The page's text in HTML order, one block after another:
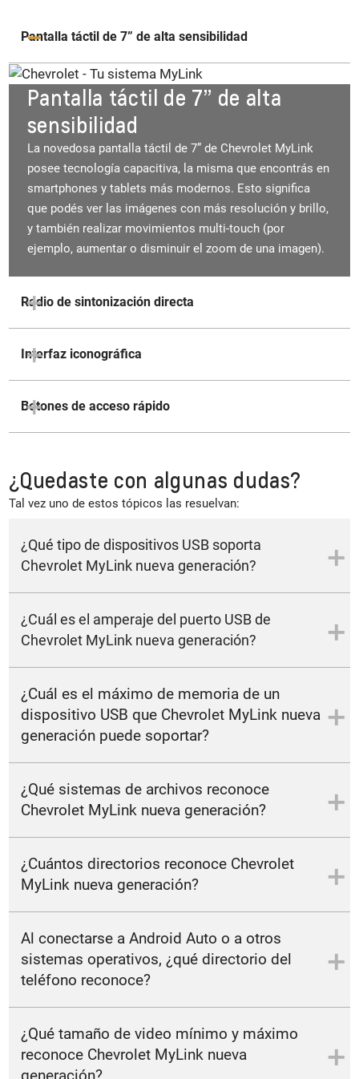
Pantalla táctil de 7” de alta sensibilidad
Pantalla táctil de 7” de alta
sensibilidad
La novedosa pantalla táctil de 7” de Chevrolet MyLink
posee tecnología capacitiva, la misma que encontrás en
smartphones y tablets más modernos. Esto significa
que podés ver las imágenes con más resolución y brillo,
y también realizar movimientos multi-touch (por
ejemplo, aumentar o disminuir el zoom de una imagen).
Radio de sintonización directa
Interfaz iconográfica
Botones de acceso rápido
¿Quedaste con algunas dudas?
Tal vez uno de estos tópicos las resuelvan:
¿Qué tipo de dispositivos USB soporta
Chevrolet MyLink nueva generación?
MTP, además de reproductores de música digital
(reproductores MP3).
¿Cuál es el amperaje del puerto USB de
Chevrolet MyLink nueva generación?
¿Cuál es el máximo de memoria de un
dispositivo USB que Chevrolet MyLink nueva
generación puede soportar?
¿Qué sistemas de archivos reconoce
Chevrolet MyLink nueva generación?
¿Cuántos directorios reconoce Chevrolet
MyLink nueva generación?
Al conectarse a Android Auto o a otros
sistemas operativos, ¿qué directorio del
teléfono reconoce?
sistemas operativos, no es posible conectar otro dispositivo
USB que no sea el smartphone; de esta manera, solo podés
acceder a los archivos disponibles en el celular. El usuario no
¿Qué tamaño de video mínimo y máximo
reconoce Chevrolet MyLink nueva